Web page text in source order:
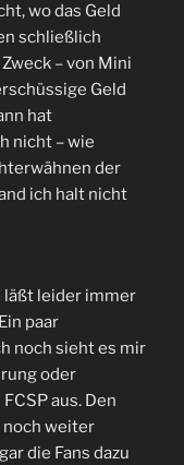
wo das Geld
schließlich
– von Mini
Geld
hat
nicht – wie
der
ich halt nicht
läßt leider immer
paar
noch sieht es mir
oder
aus. Den
noch weiter
die Fans dazu